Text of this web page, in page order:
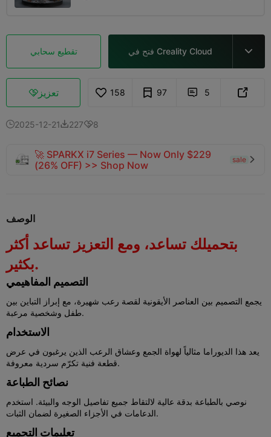
تقطيع سحابي فتح في Creality Cloud 
تعزيز 158 97  5 
2025-12-212278
🚀 SPARKX i7 Series — Now Only $229
(26% OFF) >> Shop Now
sale 
الوصف
بتحميلك تساعد، ومع التعزيز تساعد أكثر
بكثير.
التصميم المفاهيمي
يجمع التصميم بين العناصر الأيقونية لقصة رعب شهيرة، مع إبراز التباين بين
طفل وشخصية مرعبة.
الاستخدام
يعد هذا الديوراما مثالياً لهواة الجمع وعشاق الرعب الذين يرغبون في عرض
قطعة فنية تكرّم سردية معروفة.
نصائح الطباعة
نوصي بالطباعة بدقة عالية لالتقاط جميع تفاصيل الوجه والبيئة. استخدم
الدعامات في الأجزاء الصغيرة لضمان الثبات.
تعليمات التجميع